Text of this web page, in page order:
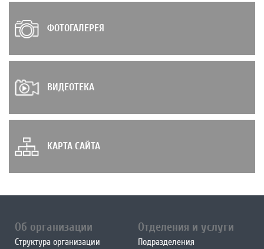
ФОТОГАЛЕРЕЯ
ВИДЕОТЕКА
КАРТА САЙТА
Об организации
Структура организации
Отделения и услуги
Подразделения